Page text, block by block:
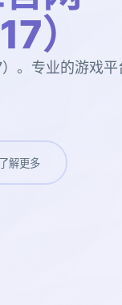
）
。专业的游戏
解更多